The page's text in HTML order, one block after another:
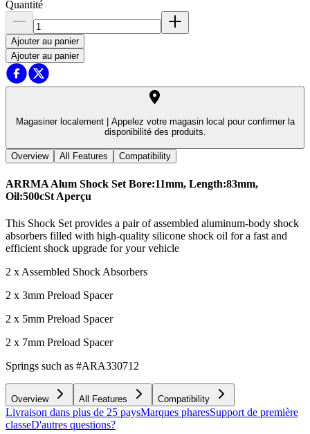
Quantité
Ajouter au panier
Ajouter au panier
Magasiner localement |
Appelez votre magasin local pour confirmer la
disponibilité des produits.
Overview All Features Compatibility
ARRMA Alum Shock Set Bore:11mm, Length:83mm,
Oil:500cSt Aperçu
This Shock Set provides a pair of assembled aluminum-body shock
absorbers filled with high-quality silicone shock oil for a fast and
efficient shock upgrade for your vehicle
2 x Assembled Shock Absorbers
2 x 3mm Preload Spacer
2 x 5mm Preload Spacer
2 x 7mm Preload Spacer
Springs such as #ARA330712
Overview All Features Compatibility
Livraison dans plus de 25 paysMarques pharesSupport de première
classeD'autres questions?